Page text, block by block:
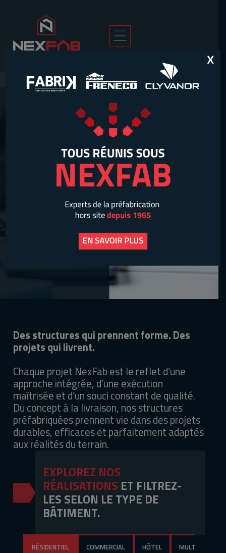
Accueil> Projets
RÉALISATIONS
PRÉFABRIQUÉES
SIGNÉES
NEXFAB
Des structures qui prennent forme. Des
projets qui livrent.
Chaque projet NexFab est le reflet d’une
approche intégrée, d’une exécution
maîtrisée et d’un souci constant de qualité.
Du concept à la livraison, nos structures
préfabriquées prennent vie dans des projets
durables, efficaces et parfaitement adaptés
aux réalités du terrain.
EXPLOREZ NOS
RÉALISATIONS ET FILTREZ-
LES SELON LE TYPE DE
BÂTIMENT.
RÉSIDENTIEL COMMERCIAL HÔTEL
X